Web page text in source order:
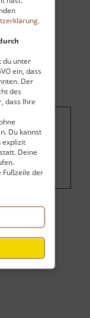
.
du unter
ein, dass
Der
des
dass Ihre
Du kannst
explizit
Deine
Fußzeile der
wird
Cookie-
.